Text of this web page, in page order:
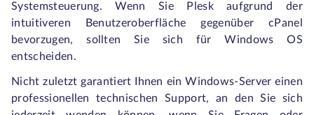
Systemsteuerung. Wenn Sie Plesk aufgrund der
intuitiveren Benutzeroberfläche gegenüber cPanel
bevorzugen, sollten Sie sich für Windows OS
entscheiden.
Nicht zuletzt garantiert Ihnen ein Windows-Server einen
professionellen technischen Support, an den Sie sich